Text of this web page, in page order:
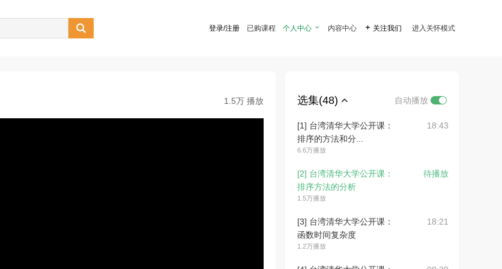
 登录/注册 已购课程 个人中心  内容中心  关注我们 进入关怀模式
1.5万 播放 选集(48) 自动播放
[1] 台湾清华大学公开课：
排序的方法和分...
6.6万播放
18:43
[2] 台湾清华大学公开课：
排序方法的分析
1.5万播放
待播放
[3] 台湾清华大学公开课：
函数时间复杂度
1.2万播放
18:21